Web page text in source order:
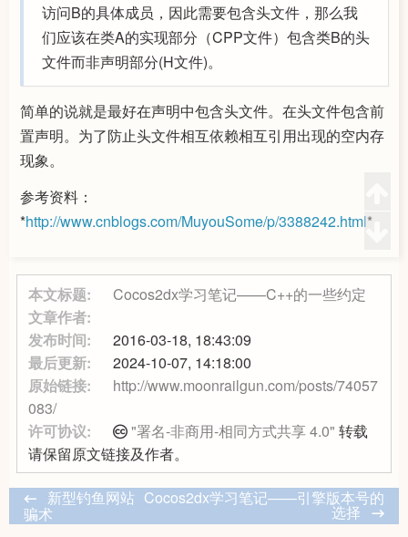
访问B的具体成员，因此需要包含头文件，那么我
们应该在类A的实现部分（CPP文件）包含类B的头
文件而非声明部分(H文件)。
简单的说就是最好在声明中包含头文件。在头文件包含前
置声明。为了防止头文件相互依赖相互引用出现的空内存
现象。
参考资料：
*http://www.cnblogs.com/MuyouSome/p/3388242.html*
本文标题:
Cocos2dx学习笔记——C++的一些约定
文章作者:
发布时间:
2016-03-18, 18:43:09
最后更新:
2024-10-07, 14:18:00
原始链接:
http://www.moonrailgun.com/posts/74057
083/
许可协议:
"署名-非商用-相同方式共享 4.0" 转载
请保留原文链接及作者。
新型钓鱼网站
骗术
Cocos2dx学习笔记——引擎版本号的
选择